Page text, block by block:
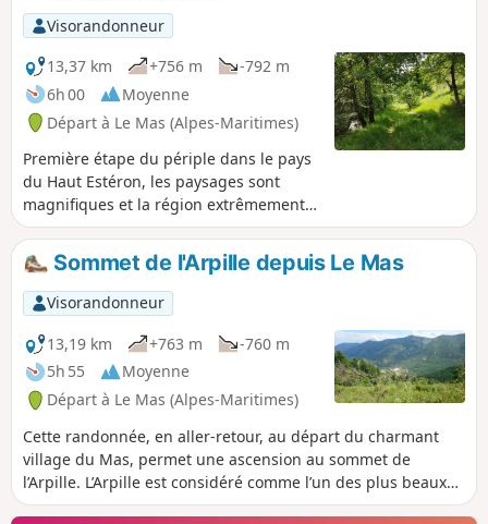
Visorandonneur
13,37 km
+756 m
-792 m
6h 00
Moyenne
Départ à Le Mas (Alpes-Maritimes)
Première étape du périple dans le pays
du Haut Estéron, les paysages sont
magnifiques et la région extrêmement
sauvage, pas un seul randonneur
croisé. Les sentiers sont variés et bien
tracés. On partira du village du Mas
pour rejoindre Amirat (gîte communal)
en passant par la montagne de
Charamel et le village des Mujouls.
Sommet de l'Arpille depuis Le Mas
Visorandonneur
13,19 km
+763 m
-760 m
5h 55
Moyenne
Départ à Le Mas (Alpes-Maritimes)
Cette randonnée, en aller-retour, au départ du charmant
village du Mas, permet une ascension au sommet de
l’Arpille. L’Arpille est considéré comme l’un des plus beaux
belvédères des Alpes-Maritimes sur le Mercantour.